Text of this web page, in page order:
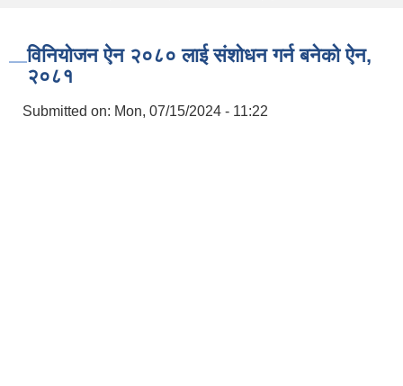
विनियोजन ऐन २०८० लाई संशोधन गर्न बनेको ऐन,
२०८१
Submitted on: Mon, 07/15/2024 - 11:22